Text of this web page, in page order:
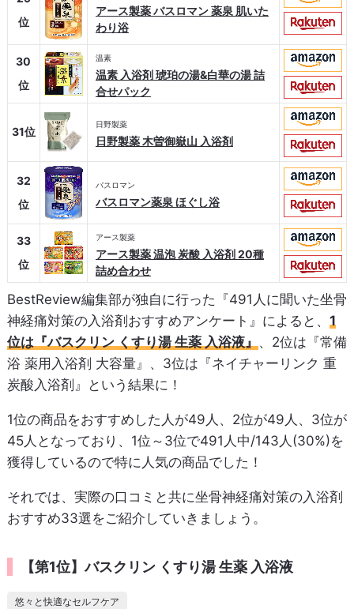
位
アース製薬 バスロマン 薬泉 肌いた
わり浴
30
位
温素
温素 入浴剤 琥珀の湯&白華の湯 詰
合せパック
31位
日野製薬
日野製薬 木曽御嶽山 入浴剤
32
位
バスロマン
バスロマン薬泉 ほぐし浴
33
位
アース製薬
アース製薬 温泡 炭酸 入浴剤 20種
詰め合わせ
BestReview編集部が独自に行った『491人に聞いた坐骨
神経痛対策の入浴剤おすすめアンケート』によると、 1
位は『バスクリン くすり湯 生薬 入浴液』、2位は『常備
浴 薬用入浴剤 大容量』、3位は『ネイチャーリンク 重
炭酸入浴剤』という結果に！
1位の商品をおすすめした人が49人、2位が49人、3位が
45人となっており、1位～3位で491人中/143人(30%)を
獲得しているので特に人気の商品でした！
それでは、実際の口コミと共に坐骨神経痛対策の入浴剤
おすすめ33選をご紹介していきましょう。
【第1位】バスクリン くすり湯 生薬 入浴液
悠々と快適なセルフケア